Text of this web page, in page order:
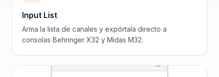
Input List
Arma la lista de canales y expórtala directo a
consolas Behringer X32 y Midas M32.